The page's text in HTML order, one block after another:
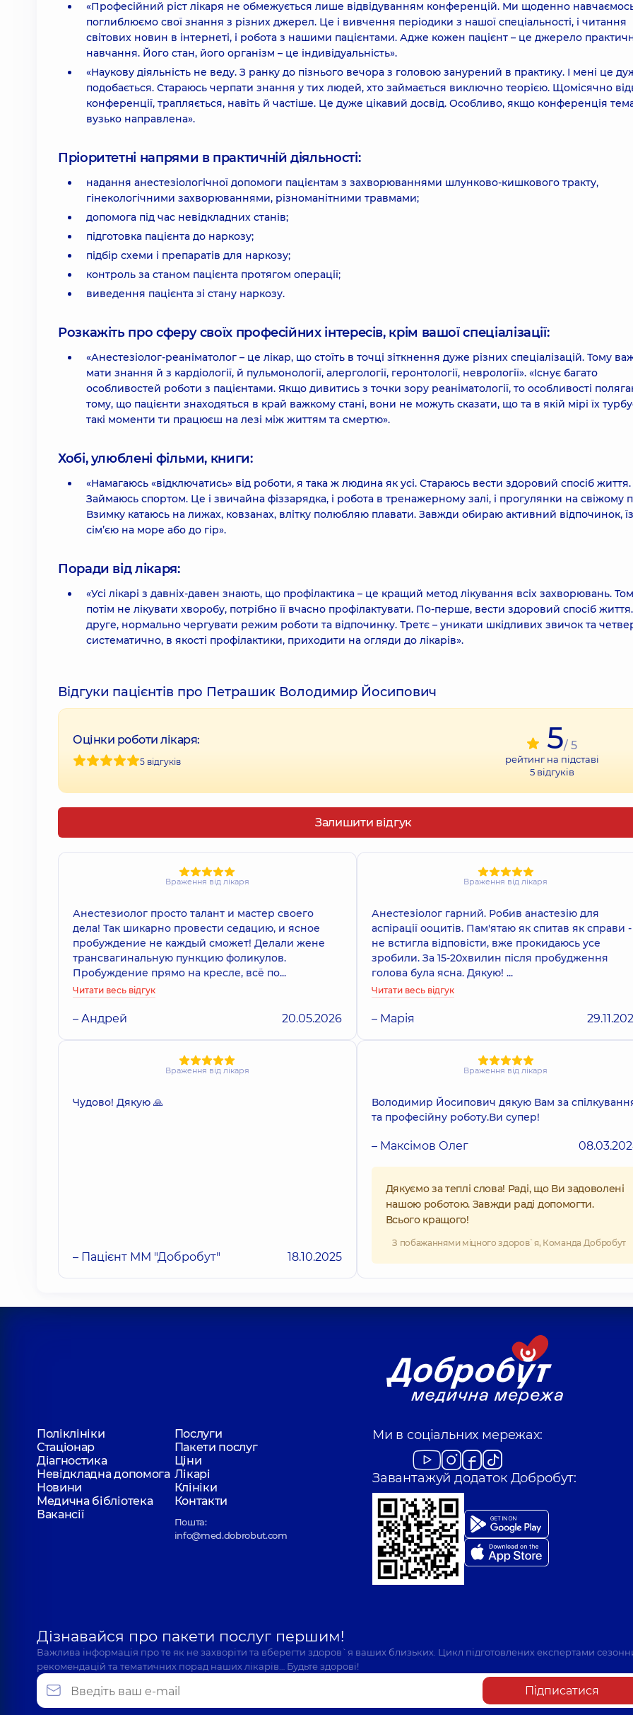
«Професійний ріст лікаря не обмежується лише відвідуванням конференцій. Ми щоденно
поглиблюємо свої знання з різних джерел. Це і вивчення періодики з нашої спеціальності, і читання
світових новин в інтернеті, і робота з нашими пацієнтами. Адже кожен пацієнт – це джерело
навчання. Його стан, його організм – це індивідуальність».
«Наукову діяльність не веду. З ранку до пізнього вечора з головою занурений в практику. І мені це
подобається. Стараюсь черпати знання у тих людей, хто займається виключно теорією. Щомісячно
конференції, трапляється, навіть й частіше. Це дуже цікавий досвід. Особливо, якщо конференція
вузько направлена».
Пріоритетні напрями в практичній діяльності:
надання анестезіологічної допомоги пацієнтам з захворюваннями шлунково-кишкового тракту,
гінекологічними захворюваннями, різноманітними травмами;
допомога під час невідкладних станів;
підготовка пацієнта до наркозу;
підбір схеми і препаратів для наркозу;
контроль за станом пацієнта протягом операції;
виведення пацієнта зі стану наркозу.
Розкажіть про сферу своїх професійних інтересів, крім вашої спеціалізації:
«Анестезіолог-реаніматолог – це лікар, що стоїть в точці зіткнення дуже різних спеціалізацій. Тому
мати знання й з кардіології, й пульмонології, алергології, геронтології, неврології». «Існує багато
особливостей роботи з пацієнтами. Якщо дивитись з точки зору реаніматології, то особливості
тому, що пацієнти знаходяться в край важкому стані, вони не можуть сказати, що та в якій мірі їх
такі моменти ти працюєш на лезі між життям та смертю».
Хобі, улюблені фільми, книги:
«Намагаюсь «відключатись» від роботи, я така ж людина як усі. Стараюсь вести здоровий спосіб життя.
Займаюсь спортом. Це і звичайна фіззарядка, і робота в тренажерному залі, і прогулянки на свіжому
Взимку катаюсь на лижах, ковзанах, влітку полюбляю плавати. Завжди обираю активний відпочинок,
сім’єю на море або до гір».
Поради від лікаря:
«Усі лікарі з давніх-давен знають, що профілактика – це кращий метод лікування всіх захворювань.
потім не лікувати хворобу, потрібно її вчасно профілактувати. По-перше, вести здоровий спосіб
друге, нормально чергувати режим роботи та відпочинку. Третє – уникати шкідливих звичок та
систематично, в якості профілактики, приходити на огляди до лікарів».
Відгуки пацієнтів про Петрашик Володимир Йосипович
Оцінки роботи лікаря:
5 відгуків
5/ 5
рейтинг на підставі
5відгуків
Залишити відгук
Враження від лікаря
Анестезиолог просто талант и мастер своего
дела! Так шикарно провести седацию, и ясное
пробуждение не каждый сможет! Делали жене
трансвагинальную пункцию фоликулов.
Пробуждение прямо на кресле, всё по...
Читати весь відгук
– Андрей 20.05.2026
Враження від лікаря
Анестезіолог гарний. Робив анастезію для
аспірації ооцитів. Пам'ятаю як спитав як справи -
не встигла відповісти, вже прокидаюсь усе
зробили. За 15-20хвилин після пробудження
голова була ясна. Дякую! ...
Читати весь відгук
– Марія
Враження від лікаря
Чудово! Дякую 🙏
– Пацієнт ММ "Добробут" 18.10.2025
Враження від лікаря
Володимир Йосипович дякую Вам за
та професійну роботу.Ви супер!
– Максімов Олег
Дякуємо за теплі слова! Раді, що Ви задоволені
нашою роботою. Завжди раді допомогти.
Всього кращого!
З побажаннями міцного здоров`я, Команда Добробут
Поліклініки
Послуги
Стаціонар
Пакети послуг
Діагностика
Ціни
Невідкладна допомога Лікарі
Новини
Клініки
Медична бібліотека
Контакти
Вакансії
Пошта:
info@med.dobrobut.com
Ми в соціальних мережах:
Завантажуй додаток Добробут:
Дізнавайся про пакети послуг першим!
Важлива інформація про те як не захворіти та вберегти здоров`я ваших близьких. Цикл підготовлених експертами
рекомендацій та тематичних порад наших лікарів… Будьте здорові!
Підписатися